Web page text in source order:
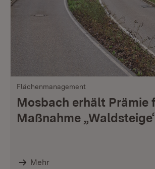
Flächenmanagement
Mosbach erhält Prämie
Maßnahme
Mehr